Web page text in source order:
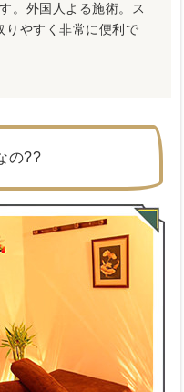
。外国人よる施術。ス
りやすく非常に便利で
の??